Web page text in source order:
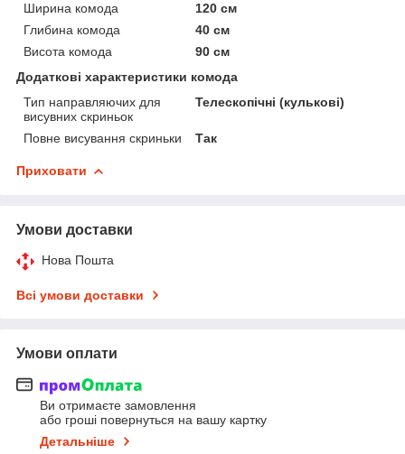
Ширина комода
120 см
Глибина комода
40 см
Висота комода
90 см
Додаткові характеристики комода
Тип направляючих для
висувних скриньок
Телескопічні (кулькові)
Повне висування скриньки Так
Приховати
Умови доставки
Нова Пошта
Всі умови доставки
Умови оплати
Ви отримаєте замовлення
або гроші повернуться на вашу картку
Детальніше